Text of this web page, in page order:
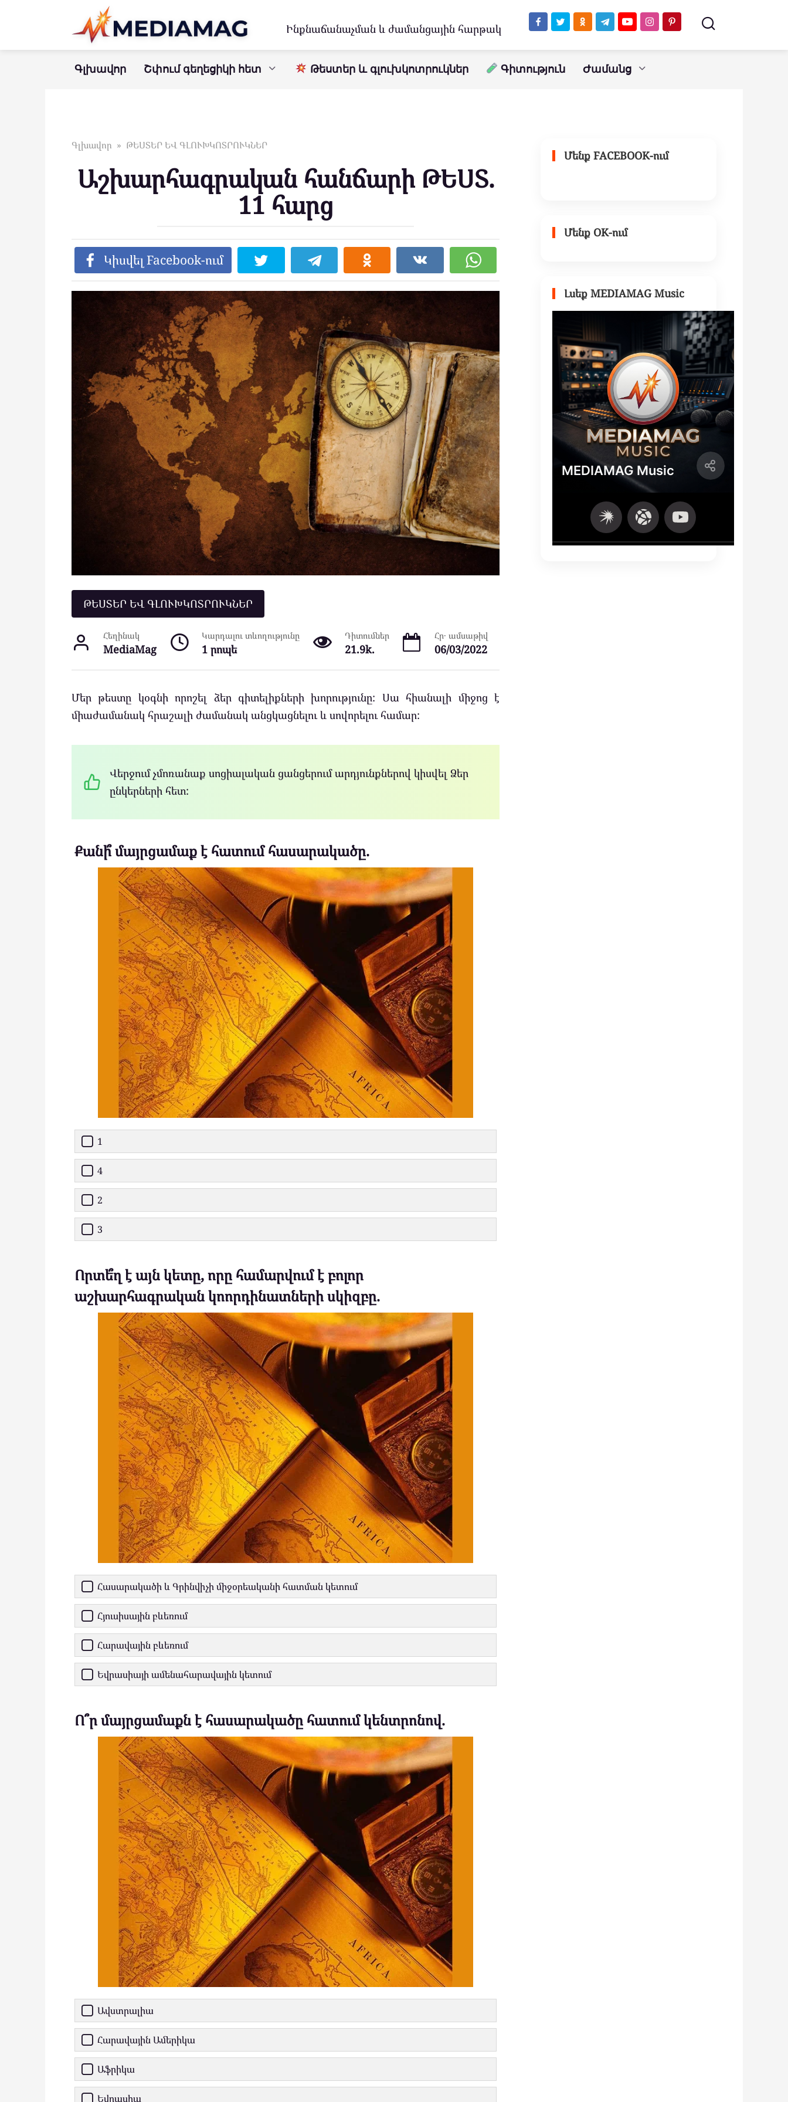
Ինքնաճանաչման և ժամանցային հարթակ
Գլխավոր Շփում գեղեցիկի հետ Թեստեր և գլուխկոտրուկներ Գիտություն Ժամանց
Գլխավոր » ԹԵՍՏԵՐ ԵՎ ԳԼՈՒԽԿՈՏՐՈՒԿՆԵՐ
Աշխարհագրական հանճարի ԹԵՍՏ.
11 հարց
Կիսվել Facebook-ում
ԹԵՍՏԵՐ ԵՎ ԳԼՈՒԽԿՈՏՐՈՒԿՆԵՐ
Հեղինակ
MediaMag
Կարդալու տևողությունը
1 րոպե
Դիտումներ
21.9k.
Հր․ ամսաթիվ
06/03/2022
Մեր թեստը կօգնի որոշել ձեր գիտելիքների խորությունը: Սա հիանալի միջոց է
միաժամանակ հրաշալի ժամանակ անցկացնելու և սովորելու համար:
Վերջում չմոռանաք սոցիալական ցանցերում արդյունքներով կիսվել Ձեր
ընկերների հետ:
Քանի՞ մայրցամաք է հատում հասարակածը.
1
4
2
3
Որտե՞ղ է այն կետը, որը համարվում է բոլոր
աշխարհագրական կոորդինատների սկիզբը.
Հասարակածի և Գրինվիչի միջօրեականի հատման կետում
Հյուսիսային բևեռում
Հարավային բևեռում
Եվրասիայի ամենահարավային կետում
Ո՞ր մայրցամաքն է հասարակածը հատում կենտրոնով.
Ավստրալիա
Հարավային Ամերիկա
Աֆրիկա
Եվրասիա
Մենք FACEBOOK-ում
Մենք OK-ում
Լսեք MEDIAMAG Music